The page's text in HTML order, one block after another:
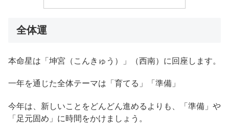
全体運
本命星は「坤宮（こんきゅう）」（西南）に回座します。
一年を通じた全体テーマは「育てる」「準備」
今年は、新しいことをどんどん進めるよりも、「準備」や
「足元固め」に時間をかけましょう。